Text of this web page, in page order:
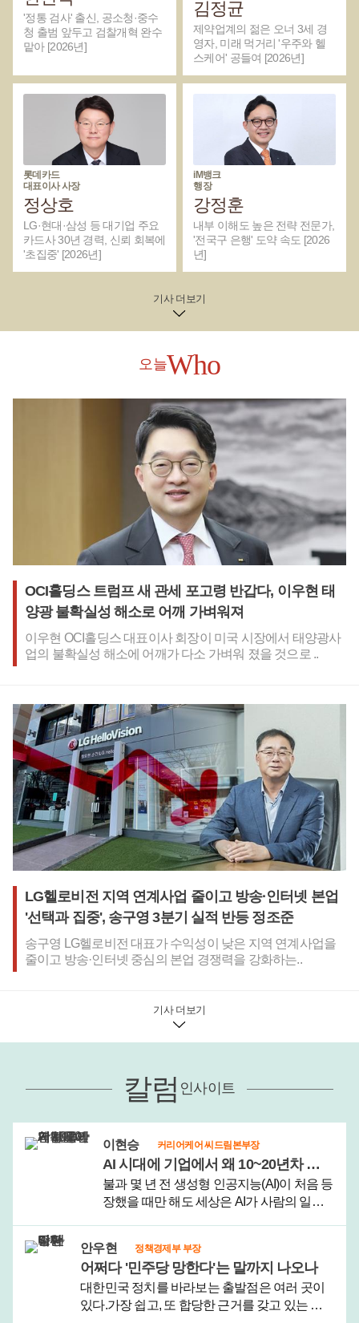
'정통 검사' 출신, 공소청·중수
청 출범 앞두고 검찰개혁 완수
맡아 [2026년]
김정균
제약업계의 젊은 오너 3세 경
영자, 미래 먹거리 '우주와 헬
스케어' 공들여 [2026년]
롯데카드
대표이사 사장
정상호
LG·현대·삼성 등 대기업 주요
카드사 30년 경력, 신뢰 회복에
'초집중' [2026년]
iM뱅크
행장
강정훈
내부 이해도 높은 전략 전문가,
'전국구 은행' 도약 속도 [2026
년]
기사 더보기
오늘Who
OCI홀딩스 트럼프 새 관세 포고령 반갑다, 이우현 태
양광 불확실성 해소로 어깨 가벼워져
이우현 OCI홀딩스 대표이사 회장이 미국 시장에서 태양광사
업의 불확실성 해소에 어깨가 다소 가벼워 졌을 것으로 ..
LG헬로비전 지역 연계사업 줄이고 방송·인터넷 본업
'선택과 집중', 송구영 3분기 실적 반등 정조준
송구영 LG헬로비전 대표가 수익성이 낮은 지역 연계사업을
줄이고 방송·인터넷 중심의 본업 경쟁력을 강화하는..
기사 더보기
칼럼 인사이트
이현승 커리어케어 씨드림본부장
AI 시대에 기업에서 왜 10~20년차 중간간부들이 각광을 받게 됐을까
불과 몇 년 전 생성형 인공지능(AI)이 처음 등
장했을 때만 해도 세상은 AI가 사람의 일자
상 밖의 상황이 전개되고 있다.미국에서는
AI 도입 초기 대규모 감원을 실시했..
안우현 정책경제부 부장
어쩌다 '민주당 망한다'는 말까지 나오나
대한민국 정치를 바라보는 출발점은 여러 곳이
있다.가장 쉽고, 또 합당한 근거를 갖고 있는 출